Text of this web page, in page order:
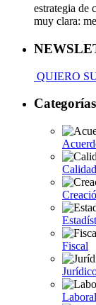
estrategia
muy clara:
QUIERO
Categorías
Fiscal
Laboral